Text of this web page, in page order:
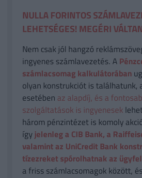
NULLA FORINTOS
LEHETSÉGES! MEGÉRI
Nem csak jól hangzó
ingyenes számlavezetés. A
számlacsomag kalkulátorában
olyan konstrukciót is találhatunk,
esetében az alapdíj, és a
szolgáltatások is ingyenesek
három pénzintézet is komoly
ígyjelenleg a CIB Bank, a
valamint az UniCredit Bank
tízezreket spórolhatnak az
a friss számlacsomagok között, és